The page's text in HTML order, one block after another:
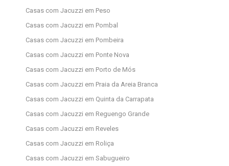
Casas com Jacuzzi em Peso
Casas com Jacuzzi em Pombal
Casas com Jacuzzi em Pombeira
Casas com Jacuzzi em Ponte Nova
Casas com Jacuzzi em Porto de Mós
Casas com Jacuzzi em Praia da Areia Branca
Casas com Jacuzzi em Quinta da Carrapata
Casas com Jacuzzi em Reguengo Grande
Casas com Jacuzzi em Reveles
Casas com Jacuzzi em Roliça
Casas com Jacuzzi em Sabugueiro